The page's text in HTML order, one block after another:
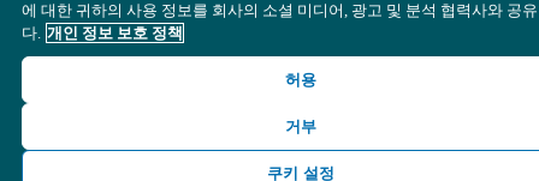
에 대한 귀하의 사용 정보를 회사의 소셜 미디어, 광고 및 분석 협력사와 공
다. 개인 정보 보호 정책
허용
거부
쿠키 설정